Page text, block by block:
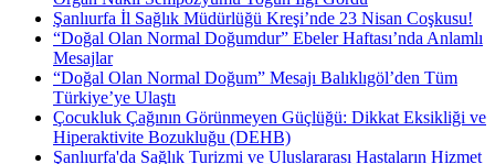
Şanlıurfa İl Sağlık Müdürlüğü Kreşi’nde 23 Nisan Coşkusu!
“Doğal Olan Normal Doğumdur” Ebeler Haftası’nda Anlamlı
Mesajlar
“Doğal Olan Normal Doğum” Mesajı Balıklıgöl’den Tüm
Türkiye’ye Ulaştı
Çocukluk Çağının Görünmeyen Güçlüğü: Dikkat Eksikliği ve
Hiperaktivite Bozukluğu (DEHB)
Şanlıurfa'da Sağlık Turizmi ve Uluslararası Hastaların Hizmet